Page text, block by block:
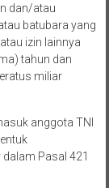
dan/atau
batubara yang
izin lainnya
tahun dan
miliar
anggota TNI
Pasal 421